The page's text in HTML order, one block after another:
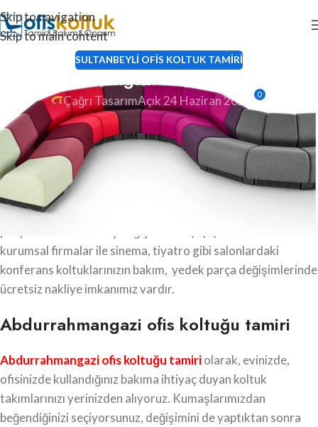
Skip to navigation
Skip to main content
SULTANBEYLI OFIS KOLTUK TAMIRI
Abdurrahmangazi ofis koltuğu tamiri
Çağrı TasarımAçık 24 Haziran 2022 0
Abdurrahmangazi ofis koltuğu tamiri, oturma grubu tamiri,
ofis koltuk döşeme, ofis koltuk kaplama ve koltuk
amortisörü değişimlerini güvenilir ve uzman ekiplerimize
yaptırabilirsiniz.
Personel çalışma koltukları ve ev oturma grupları için yedek
kurumsal firmalar ile sinema, tiyatro gibi salonlardaki
konferans koltuklarınızın bakım, yedek parça değişimlerinde
ücretsiz nakliye imkanımız vardır.
Abdurrahmangazi ofis koltuğu tamiri
Abdurrahmangazi ofis koltuğu tamiriolarak, evinizde,
ofisinizde kullandığınız bakıma ihtiyaç duyan koltuk
takımlarınızı yerinizden alıyoruz. Kumaşlarımızdan
beğendiğinizi seçiyorsunuz, değişimini de yaptıktan sonra